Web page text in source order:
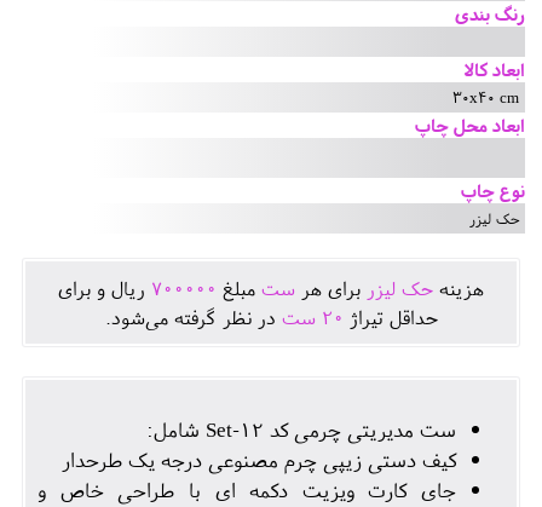
رنگ بندی
ابعاد کالا
30x40 cm
ابعاد محل چاپ
نوع چاپ
حک لیزر
هزينه حک لیزر برای هر ست مبلغ 700000 ريال و برای
حداقل تيراژ 20 ست در نظر گرفته می‌شود.
ست مدیریتی چرمی کد Set-12 شامل:
کیف دستی زیپی چرم مصنوعی درجه یک طرحدار
جای کارت ویزیت دکمه ای با طراحی خاص و